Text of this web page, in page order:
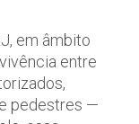
em âmbito
entre
pedestres —